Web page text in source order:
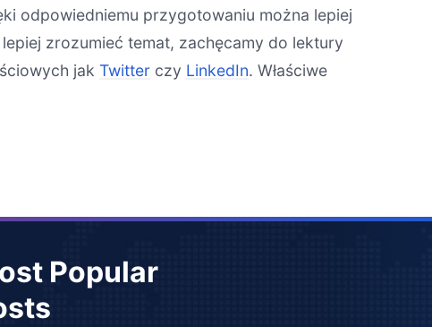
odpowiedniemu przygotowaniu można lepiej
zrozumieć temat, zachęcamy do lektury
jak Twitterczy LinkedIn. Właściwe
Popular